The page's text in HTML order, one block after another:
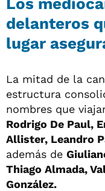
delanteros
lugar
La mitad de la
estructura
nombres que
Rodrigo De Paul,
Allister, Leandro
además de
Thiago Almada,
González.